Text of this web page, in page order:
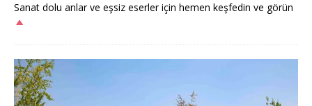
Sanat dolu anlar ve eşsiz eserler için hemen keşfedin ve görün